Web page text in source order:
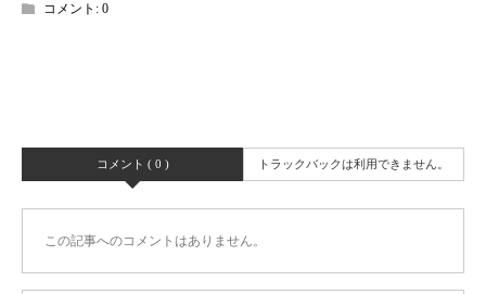
コメント: 0
コメント ( 0 ) トラックバックは利用できません。
この記事へのコメントはありません。